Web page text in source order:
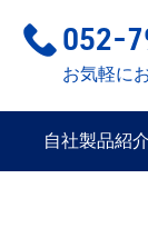
052-
お気軽に
自社製品紹